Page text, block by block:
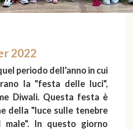
2022
periodo dell'anno in cui
la "festa delle luci",
Diwali. Questa festa è
della "luce sulle tenebre
In questo giorno